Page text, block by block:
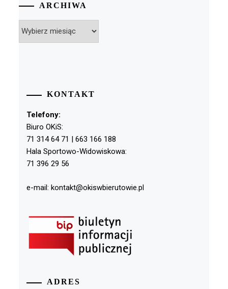
ARCHIWA
KONTAKT
Telefony:
Biuro OKiS:
71 314 64 71 | 663 166 188
Hala Sportowo-Widowiskowa:
71 396 29 56
e-mail: kontakt@okiswbierutowie.pl
ADRES